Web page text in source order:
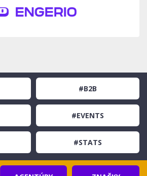
#B2B
#EVENTS
#STATS